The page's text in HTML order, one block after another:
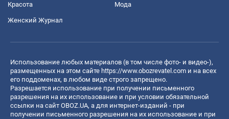
Красота Мода
Женский Журнал
Использование любых материалов (в том числе фото- и видео-),
размещенных на этом сайте https://www.obozrevatel.com и на всех
его поддоменах, в любом виде строго запрещено.
Разрешается использование при получении письменного
разрешения на их использование и при условии обязательной
ссылки на сайт OBOZ.UA, а для интернет-изданий - при
получении письменного разрешения на их использование и при